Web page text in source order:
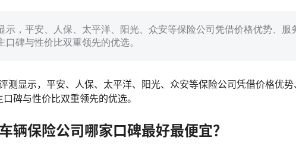
示，平安、人保、太平洋、阳光、众安等保险公司凭借价格优势、服
口碑与性价比双重领先的优选。
测显示，平安、人保、太平洋、阳光、众安等保险公司凭借价格优势
碑与性价比双重领先的优选。
辆保险公司哪家口碑最好最便宜？